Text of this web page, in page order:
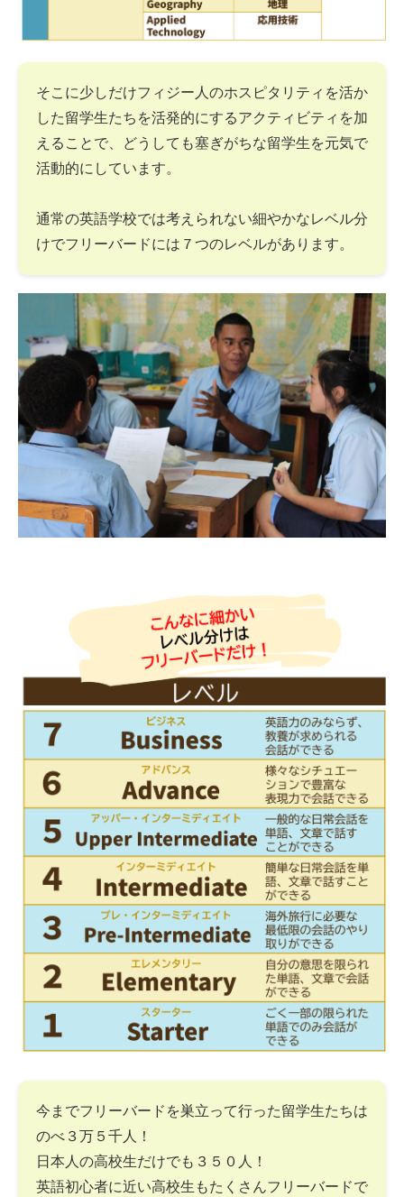
そこに少しだけフィジー人のホスピタリティを活か
した留学生たちを活発的にするアクティビティを加
えることで、どうしても塞ぎがちな留学生を元気で
活動的にしています。
通常の英語学校では考えられない細やかなレベル分
けでフリーバードには７つのレベルがあります。
今までフリーバードを巣立って行った留学生たちは
のべ３万５千人！
日本人の高校生だけでも３５０人！
英語初心者に近い高校生もたくさんフリーバードで